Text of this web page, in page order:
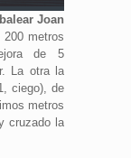
balear Joan
metros
de 5
La otra la
ciego), de
metros
cruzado la